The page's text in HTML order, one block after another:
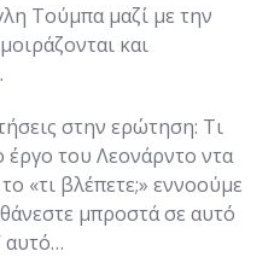
Τούμπα μαζί με την
και
στην ερώτηση: Τι
έργο του Λεονάρντο ντα
«τι βλέπετε;» εννοούμε
μπροστά σε αυτό
αυτό…